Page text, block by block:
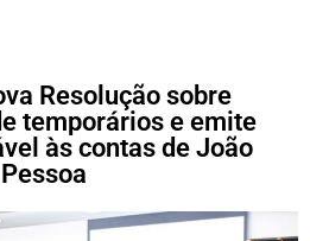
Resolução sobre
temporários e emite
às contas de João
Pessoa